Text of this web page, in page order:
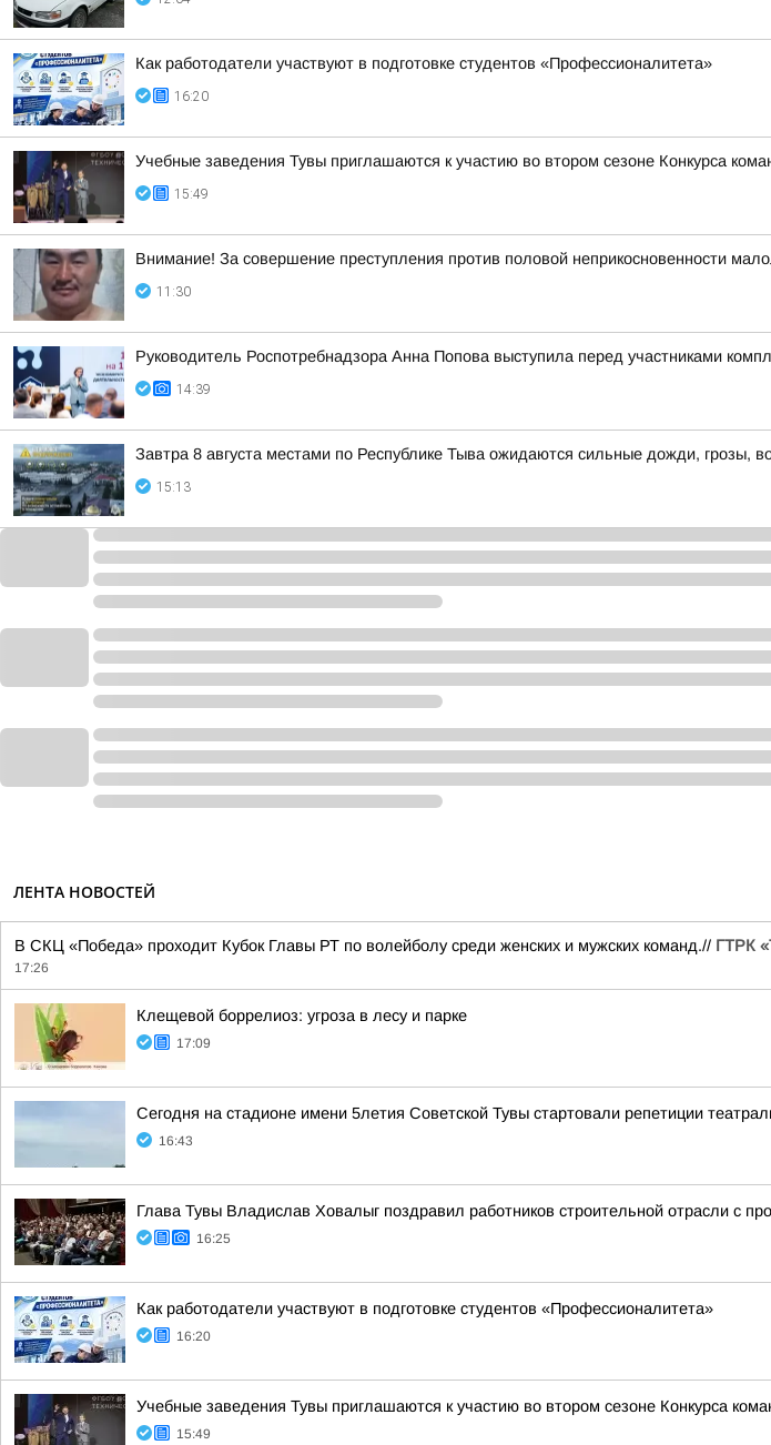
Как работодатели участвуют в подготовке студентов «Профессионалитета»
16:20
Учебные заведения Тувы приглашаются к участию во втором сезоне Конкурса
15:49
Внимание! За совершение преступления против половой неприкосновенности
11:30
Руководитель Роспотребнадзора Анна Попова выступила перед участниками
14:39
Завтра 8 августа местами по Республике Тыва ожидаются сильные дожди, грозы,
15:13
ЛЕНТА НОВОСТЕЙ
В СКЦ «Победа» проходит Кубок Главы РТ по волейболу среди женских и мужских команд.// ГТРК
17:26
Клещевой боррелиоз: угроза в лесу и парке
17:09
Сегодня на стадионе имени 5летия Советской Тувы стартовали репетиции
16:43
Глава Тувы Владислав Ховалыг поздравил работников строительной отрасли с
16:25
Как работодатели участвуют в подготовке студентов «Профессионалитета»
16:20
Учебные заведения Тувы приглашаются к участию во втором сезоне Конкурса
15:49